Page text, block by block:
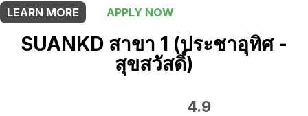
LEARN MORE
APPLY NOW
SUANKD สาขา 1 (ประชาอุทิศ -
สุขสวัสดิ์)
4.9